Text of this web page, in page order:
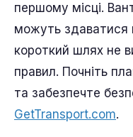
першому місці.
можуть здаватися
короткий шлях не
правил. Почніть
та забезпечте
GetTransport.com.